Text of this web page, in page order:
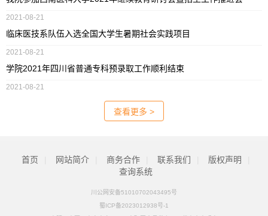
2021-08-21
临床医技系队伍入选全国大学生暑期社会实践项目
2021-08-21
学院2021年四川省普通专科预录取工作顺利结束
2021-08-21
查看更多 >
首页 网站简介 商务合作 联系我们 版权声明
查询系统
川公网安备51010702043495号
蜀ICP备2023012938号-1